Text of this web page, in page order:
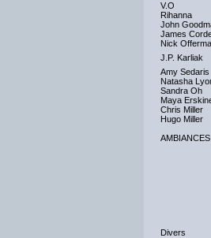
V.O
Rihanna
John
James
Nick
J.P. Karliak
Amy Sedaris
Natasha
Sandra Oh
Maya
Chris Miller
Hugo Miller
AMBIANCES
Divers